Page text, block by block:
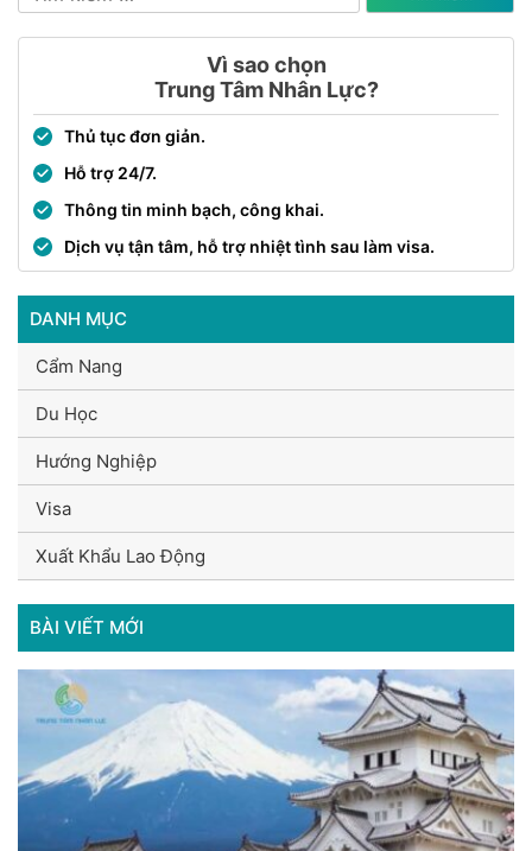
kiếm
cho:
Vì sao chọn
Trung Tâm Nhân Lực?
Thủ tục đơn giản.
Hỗ trợ 24/7.
Thông tin minh bạch, công khai.
Dịch vụ tận tâm, hỗ trợ nhiệt tình sau làm visa.
DANH MỤC
Cẩm Nang
Du Học
Hướng Nghiệp
Visa
Xuất Khẩu Lao Động
BÀI VIẾT MỚI